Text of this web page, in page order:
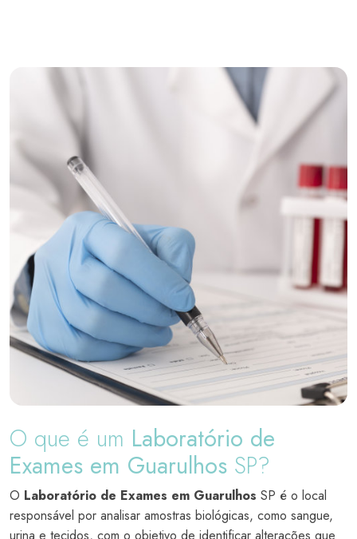
O que é um Laboratório de
Exames em Guarulhos SP?
O Laboratório de Exames em Guarulhos SP é o local
responsável por analisar amostras biológicas, como sangue,